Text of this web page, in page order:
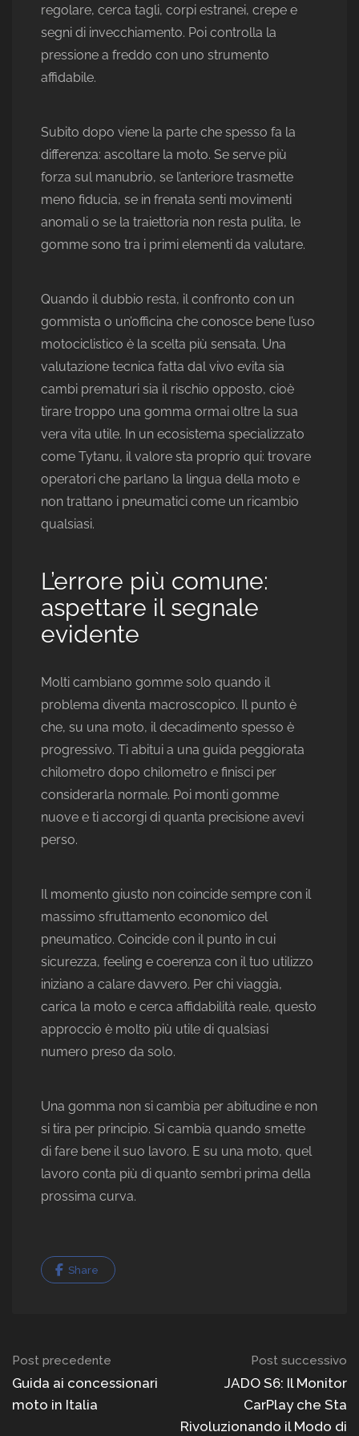
regolare, cerca tagli, corpi estranei, crepe e
segni di invecchiamento. Poi controlla la
pressione a freddo con uno strumento
affidabile.
Subito dopo viene la parte che spesso fa la
differenza: ascoltare la moto. Se serve più
forza sul manubrio, se l’anteriore trasmette
meno fiducia, se in frenata senti movimenti
anomali o se la traiettoria non resta pulita, le
gomme sono tra i primi elementi da valutare.
Quando il dubbio resta, il confronto con un
gommista o un’officina che conosce bene l’uso
motociclistico è la scelta più sensata. Una
valutazione tecnica fatta dal vivo evita sia
cambi prematuri sia il rischio opposto, cioè
tirare troppo una gomma ormai oltre la sua
vera vita utile. In un ecosistema specializzato
come Tytanu, il valore sta proprio qui: trovare
operatori che parlano la lingua della moto e
non trattano i pneumatici come un ricambio
qualsiasi.
L’errore più comune:
aspettare il segnale
evidente
Molti cambiano gomme solo quando il
problema diventa macroscopico. Il punto è
che, su una moto, il decadimento spesso è
progressivo. Ti abitui a una guida peggiorata
chilometro dopo chilometro e finisci per
considerarla normale. Poi monti gomme
nuove e ti accorgi di quanta precisione avevi
perso.
Il momento giusto non coincide sempre con il
massimo sfruttamento economico del
pneumatico. Coincide con il punto in cui
sicurezza, feeling e coerenza con il tuo utilizzo
iniziano a calare davvero. Per chi viaggia,
carica la moto e cerca affidabilità reale, questo
approccio è molto più utile di qualsiasi
numero preso da solo.
Una gomma non si cambia per abitudine e non
si tira per principio. Si cambia quando smette
di fare bene il suo lavoro. E su una moto, quel
lavoro conta più di quanto sembri prima della
prossima curva.
Share
Navigazione
del
post
Post precedente
Guida ai concessionari
moto in Italia
Post successivo
JADO S6: Il Monitor
CarPlay che Sta
Rivoluzionando il Modo di